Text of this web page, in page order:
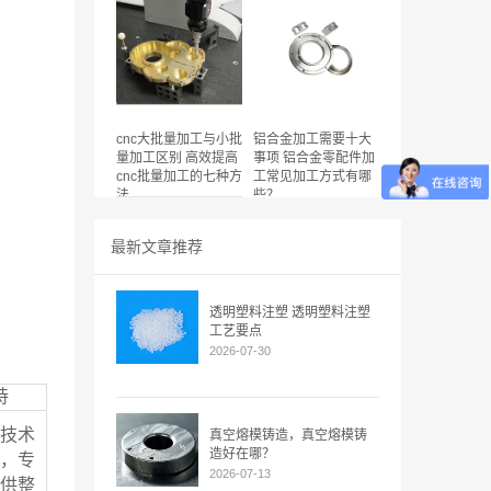
术
专
整
cnc大批量加工与小批
量加工区别 高效提高
cnc批量加工的七种方
法
铝合金加工需要十大
事项 铝合金零配件加
工常见加工方式有哪
些？
最新文章推荐
透明塑料注塑 透明塑料注塑
工艺要点
2026-07-30
真空熔模铸造，真空熔模铸
造好在哪？
2026-07-13